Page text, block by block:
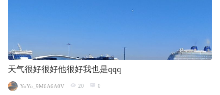
天气很好很好他很好我也是qqq
YoYo_9M6A6A0V 20 0